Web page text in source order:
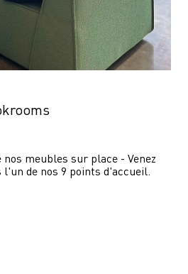
nos meubles sur place - Venez
de nos 9 points d'accueil.